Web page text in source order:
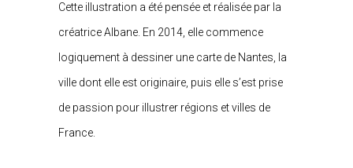
Cette illustration a été pensée et réalisée par la
créatrice Albane. En 2014, elle commence
logiquement à dessiner une carte de Nantes, la
ville dont elle est originaire, puis elle s’est prise
de passion pour illustrer régions et villes de
France.